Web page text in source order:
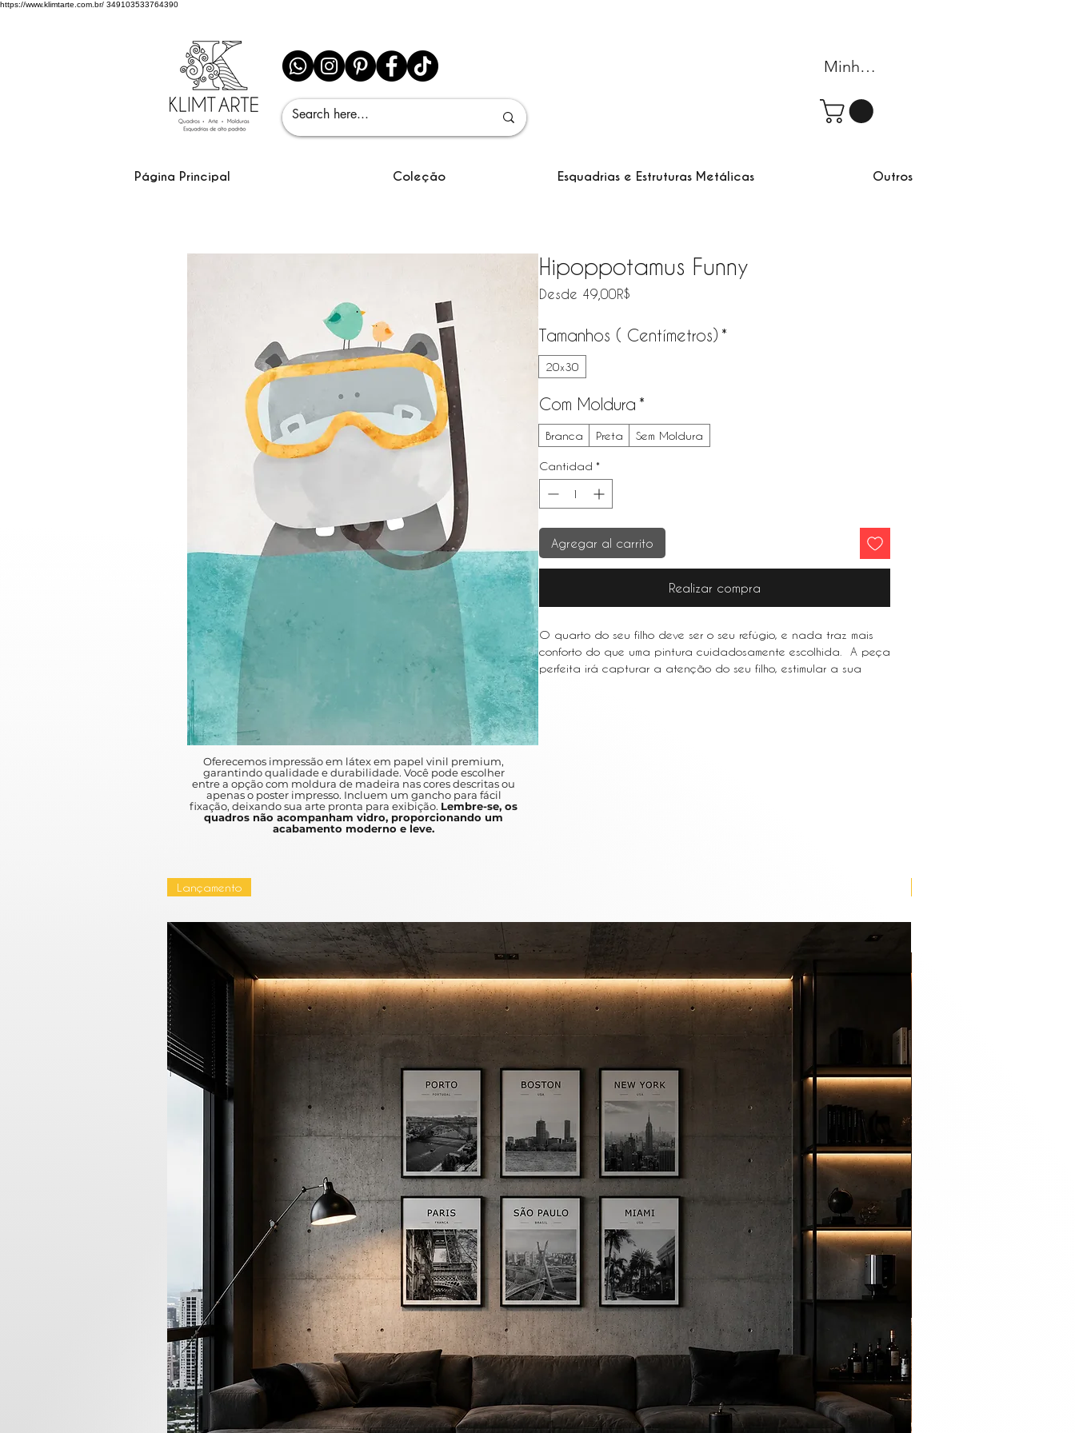
https://www.klimtarte.com.br/ 349103533764390
Minha conta
Página Principal Coleção Esquadrias e Estruturas Metálicas Outros
Hipoppotamus Funny
Desde 49,00R$Precio de oferta
Tamanhos ( Centímetros) *
20x30
Com Moldura *
Branca Preta Sem Moldura
Cantidad *
Agregar al carrito
Realizar compra
O quarto do seu filho deve ser o seu refúgio, e nada traz mais
conforto do que uma pintura cuidadosamente escolhida. A peça
perfeita irá capturar a atenção do seu filho, estimular a sua
Oferecemos impressão em látex em papel vinil premium,
garantindo qualidade e durabilidade. Você pode escolher
entre a opção com moldura de madeira nas cores descritas ou
apenas o poster impresso. Incluem um gancho para fácil
fixação, deixando sua arte pronta para exibição. Lembre-se, os
quadros não acompanham vidro, proporcionando um
acabamento moderno e leve.
Lançamento